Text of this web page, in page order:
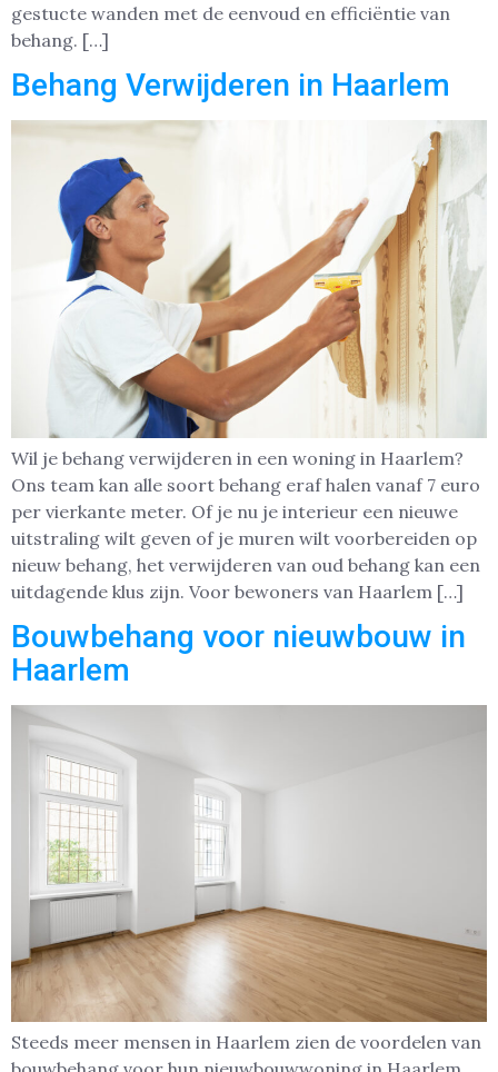
gestucte wanden met de eenvoud en efficiëntie van
behang. […]
Behang Verwijderen in Haarlem
Wil je behang verwijderen in een woning in Haarlem?
Ons team kan alle soort behang eraf halen vanaf 7 euro
per vierkante meter. Of je nu je interieur een nieuwe
uitstraling wilt geven of je muren wilt voorbereiden op
nieuw behang, het verwijderen van oud behang kan een
uitdagende klus zijn. Voor bewoners van Haarlem […]
Bouwbehang voor nieuwbouw in
Haarlem
Steeds meer mensen in Haarlem zien de voordelen van